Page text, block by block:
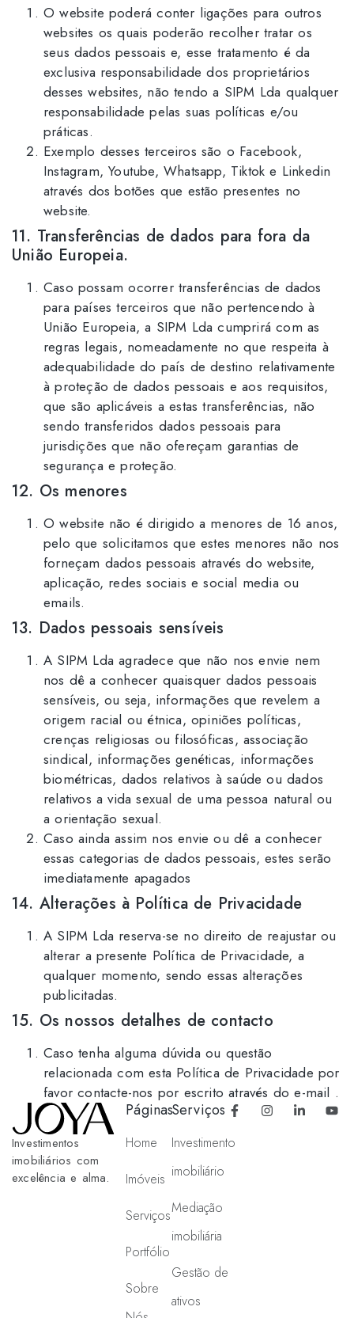
O website poderá conter ligações para outros
websites os quais poderão recolher tratar os
seus dados pessoais e, esse tratamento é da
exclusiva responsabilidade dos proprietários
desses websites, não tendo a SIPM Lda qualquer
responsabilidade pelas suas políticas e/ou
práticas.
Exemplo desses terceiros são o Facebook,
Instagram, Youtube, Whatsapp, Tiktok e Linkedin
através dos botões que estão presentes no
website.
11. Transferências de dados para fora da
União Europeia.
Caso possam ocorrer transferências de dados
para países terceiros que não pertencendo à
União Europeia, a SIPM Lda cumprirá com as
regras legais, nomeadamente no que respeita à
adequabilidade do país de destino relativamente
à proteção de dados pessoais e aos requisitos,
que são aplicáveis a estas transferências, não
sendo transferidos dados pessoais para
jurisdições que não ofereçam garantias de
segurança e proteção.
12. Os menores
O website não é dirigido a menores de 16 anos,
pelo que solicitamos que estes menores não nos
forneçam dados pessoais através do website,
aplicação, redes sociais e social media ou
emails.
13. Dados pessoais sensíveis
A SIPM Lda agradece que não nos envie nem
nos dê a conhecer quaisquer dados pessoais
sensíveis, ou seja, informações que revelem a
origem racial ou étnica, opiniões políticas,
crenças religiosas ou filosóficas, associação
sindical, informações genéticas, informações
biométricas, dados relativos à saúde ou dados
relativos a vida sexual de uma pessoa natural ou
a orientação sexual.
Caso ainda assim nos envie ou dê a conhecer
essas categorias de dados pessoais, estes serão
imediatamente apagados
14. Alterações à Política de Privacidade
A SIPM Lda reserva-se no direito de reajustar ou
alterar a presente Política de Privacidade, a
qualquer momento, sendo essas alterações
publicitadas.
15. Os nossos detalhes de contacto
Caso tenha alguma dúvida ou questão
relacionada com esta Política de Privacidade por
favor contacte-nos por escrito através do e-mail .
Investimentos
imobiliários com
excelência e alma.
Páginas
Home
Imóveis
Serviços
Portfólio
Sobre
Serviços
Investimento
imobiliário
Mediação
imobiliária
Gestão de
ativos